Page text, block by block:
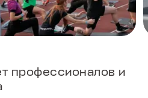
профессионалов и